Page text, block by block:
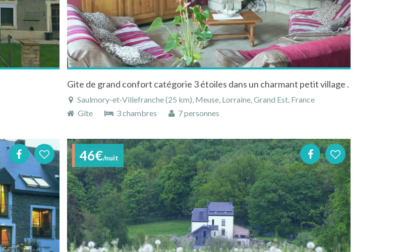
Gite de grand confort catégorie 3 étoiles dans un charmant petit village .
Saulmory-et-Villefranche (25 km), Meuse, Lorraine, Grand Est, France
Gîte
3 chambres 7 personnes
46€/nuit